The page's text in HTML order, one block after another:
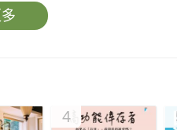
標的工具
奏，反而會變成生命的束縛，
立生涯策略
，本書引導撰寫自己的「人生
4